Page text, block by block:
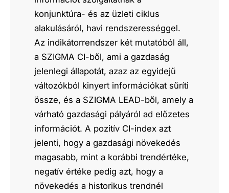
konjunktúra- és az üzleti ciklus
alakulásáról, havi rendszerességgel.
Az indikátorrendszer két mutatóból áll,
a SZIGMA CI-ből, ami a gazdaság
jelenlegi állapotát, azaz az egyidejű
változókból kinyert információkat sűríti
össze, és a SZIGMA LEAD-ből, amely a
várható gazdasági pályáról ad előzetes
információt. A pozitív CI-index azt
jelenti, hogy a gazdasági növekedés
magasabb, mint a korábbi trendértéke,
negatív értéke pedig azt, hogy a
növekedés a historikus trendnél